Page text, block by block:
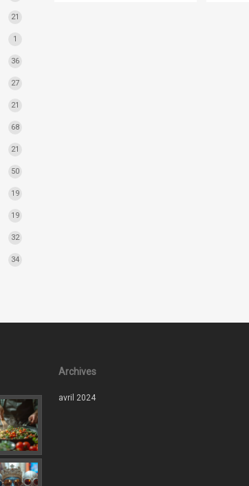
21
1
36
27
21
68
21
50
19
19
32
34
Archives
avril 2024